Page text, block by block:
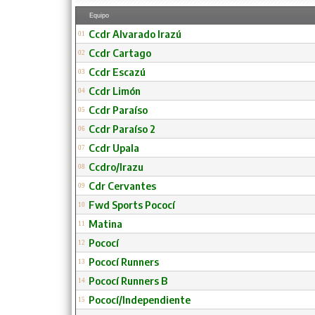
Equipo
01 Ccdr Alvarado Irazú
02 Ccdr Cartago
03 Ccdr Escazú
04 Ccdr Limón
05 Ccdr Paraíso
06 Ccdr Paraíso 2
07 Ccdr Upala
08 Ccdro/Irazu
09 Cdr Cervantes
10 Fwd Sports Pococí
11 Matina
12 Pococí
13 Pococí Runners
14 Pococí Runners B
15
Pococí/Independiente